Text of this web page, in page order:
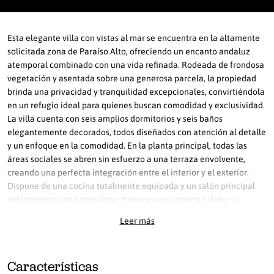
Esta elegante villa con vistas al mar se encuentra en la altamente
solicitada zona de Paraíso Alto, ofreciendo un encanto andaluz
atemporal combinado con una vida refinada. Rodeada de frondosa
vegetación y asentada sobre una generosa parcela, la propiedad
brinda una privacidad y tranquilidad excepcionales, convirtiéndola
en un refugio ideal para quienes buscan comodidad y exclusividad.
La villa cuenta con seis amplios dormitorios y seis baños
elegantemente decorados, todos diseñados con atención al detalle
y un enfoque en la comodidad. En la planta principal, todas las
áreas sociales se abren sin esfuerzo a una terraza envolvente,
creando una perfecta integración entre el interior y el exterior.
Dispone de una cocina totalmente equipada y un salón principal
realzado por una acogedora chimenea que aporta calidez y
conducen a una gran terraza perimetral, desde donde se pueden
enmarcan bellos paisajes del Mediterráneo desde prácticamente
Leer más
Características